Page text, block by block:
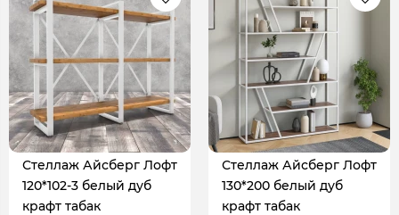
Стеллаж Айсберг Лофт
120*102-3 белый дуб
крафт табак
Стеллаж Айсберг Лофт
130*200 белый дуб
крафт табак